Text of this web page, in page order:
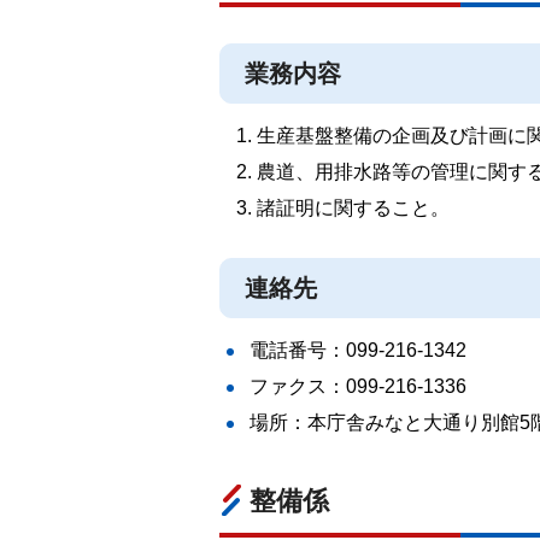
業務内容
生産基盤整備の企画及び計画に
農道、用排水路等の管理に関す
諸証明に関すること。
連絡先
電話番号：099-216-1342
ファクス：099-216-1336
場所：本庁舎みなと大通り別館5
整備係